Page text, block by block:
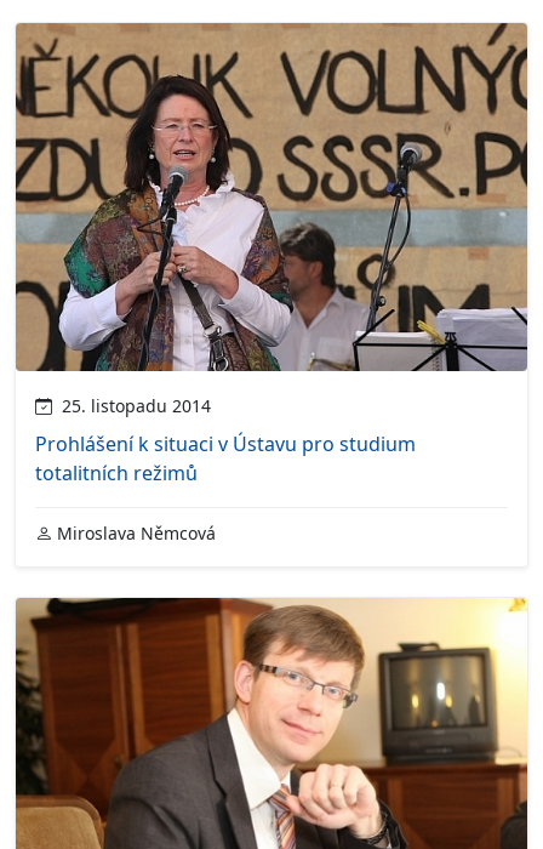
25. listopadu 2014
Prohlášení k situaci v Ústavu pro studium
totalitních režimů
Miroslava Němcová